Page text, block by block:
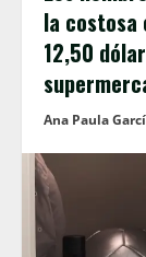
la costosa
12,50
Ana Paula